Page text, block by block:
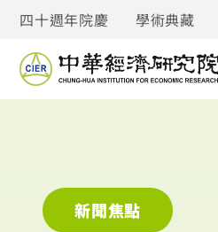
四十週年院慶 學術典藏
新聞焦點